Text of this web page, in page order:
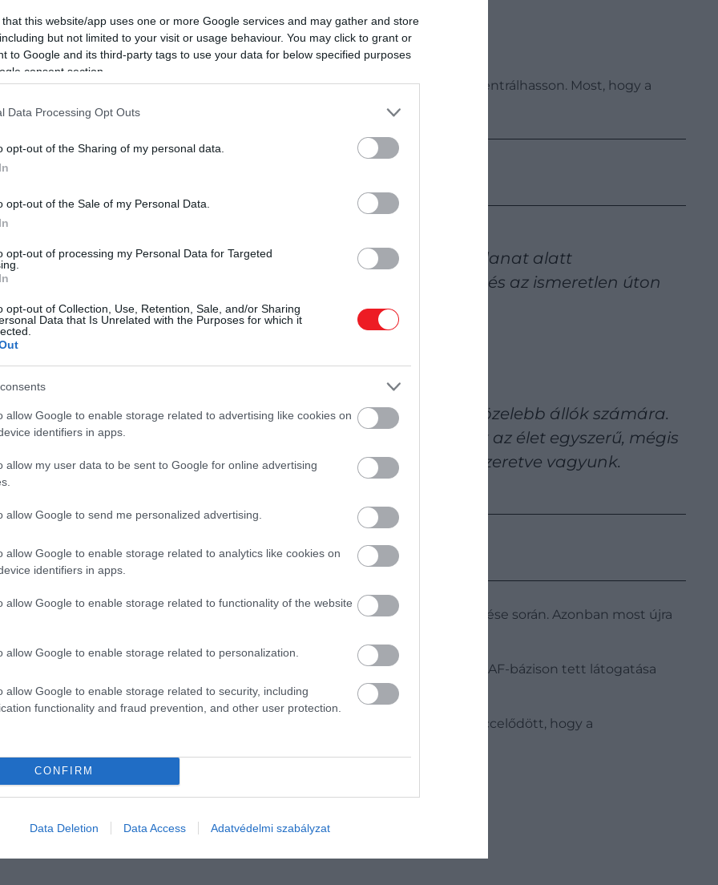
that this website/app uses one or more Google services and may gather and store
but not limited to your visit or usage behaviour. You may click to grant or
to Google and its third-party tags to use your data for below specified purposes
consent section.
Data Processing Opt Outs
opt-out of the Sharing of my personal data.
opt-out of the Sale of my Personal Data.
opt-out of processing my Personal Data for Targeted
opt-out of Collection, Use, Retention, Sale, and/or Sharing
Data that Is Unrelated with the Purposes for which it
allow Google to enable storage related to advertising like cookies on
identifiers in apps.
allow my user data to be sent to Google for online advertising
allow Google to send me personalized advertising.
allow Google to enable storage related to analytics like cookies on
identifiers in apps.
allow Google to enable storage related to functionality of the website
allow Google to enable storage related to personalization.
allow Google to enable storage related to security, including
functionality and fraud prevention, and other user protection.
CONFIRM
Data Deletion Data Access Adatvédelmi szabályzat
szünetet tartott, hogy a rákbetegségéből való felépülésére koncentrálhasson. Most, hogy a
elkezdi növelni nyilvános szerepléseinek számát –
kezdi a Marie Claire.
és Harry kapcsolatának javítására
nehéz volt számunkra. Az általunk ismert élet egy pillanat alatt
találnunk a módját, hogyan navigáljunk a viharos vizeken és az ismeretlen úton
szóló nyilatkozatábanm majd hozzátette:
ijesztő és kiszámíthatatlan, különösen a hozzád legközelebb állók számára.
emlékeztetett minket Vilmossal, hogy hálásak legyünk az élet egyszerű, mégis
természetesnek veszünk. Azért, hogy szeretünk és szeretve vagyunk.
hercegnéről
világ, Katalin hangsúlyozza, hogy férje milyen erős támasza volt a felépülése során. Azonban most újra
férjéről.
szokásaira reflektált − ezt a walesi hercegné 2018-ban egy ciprusi RAF-bázison tett látogatása
kialakított új rekreációs létesítményt vizsgálta, Vilmos herceg azzal viccelődött, hogy a
vagy.